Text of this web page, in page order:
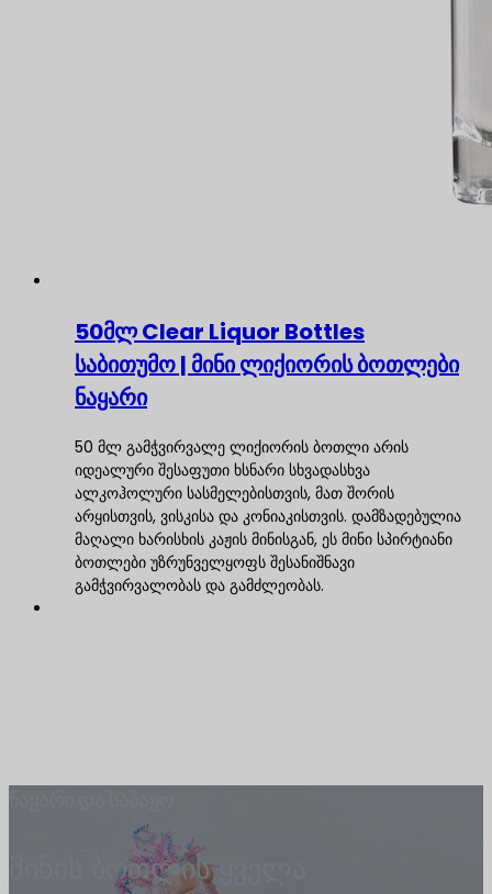
50მლ Clear Liquor Bottles
საბითუმო | მინი ლიქიორის ბოთლები
ნაყარი
50 მლ გამჭვირვალე ლიქიორის ბოთლი არის
იდეალური შესაფუთი ხსნარი სხვადასხვა
ალკოჰოლური სასმელებისთვის, მათ შორის
არყისთვის, ვისკისა და კონიაკისთვის. დამზადებულია
მაღალი ხარისხის კაჟის მინისგან, ეს მინი სპირტიანი
ბოთლები უზრუნველყოფს შესანიშნავი
გამჭვირვალობას და გამძლეობას.
მინის ბოთლის ყველა